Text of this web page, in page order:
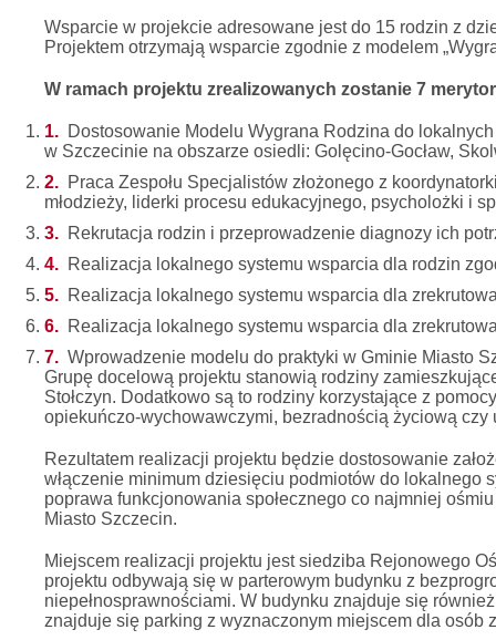
Wsparcie w projekcie adresowane jest do 15 rodzin z
Projektem otrzymają wsparcie zgodnie z modelem
W ramach projektu zrealizowanych zostanie 7
Dostosowanie Modelu Wygrana Rodzina do
w Szczecinie na obszarze osiedli: Golęcino-Gocław,
Praca Zespołu Specjalistów złożonego z
młodzieży, liderki procesu edukacyjnego, psycholożki i
Rekrutacja rodzin i przeprowadzenie diagnozy ich
Realizacja lokalnego systemu wsparcia dla rodzin
Realizacja lokalnego systemu wsparcia dla
Realizacja lokalnego systemu wsparcia dla
Wprowadzenie modelu do praktyki w Gminie Miasto
Grupę docelową projektu stanowią rodziny
Stołczyn. Dodatkowo są to rodziny korzystające z
opiekuńczo-wychowawczymi, bezradnością życiową czy
Rezultatem realizacji projektu będzie dostosowanie
włączenie minimum dziesięciu podmiotów do lokalnego
poprawa funkcjonowania społecznego co najmniej
Miasto Szczecin.
Miejscem realizacji projektu jest siedziba Rejonowego
projektu odbywają się w parterowym budynku z
niepełnosprawnościami. W budynku znajduje się
znajduje się parking z wyznaczonym miejscem dla osób